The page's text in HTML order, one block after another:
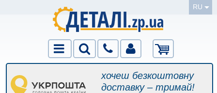
RU
хочеш безкоштовну
доставку – тримай!